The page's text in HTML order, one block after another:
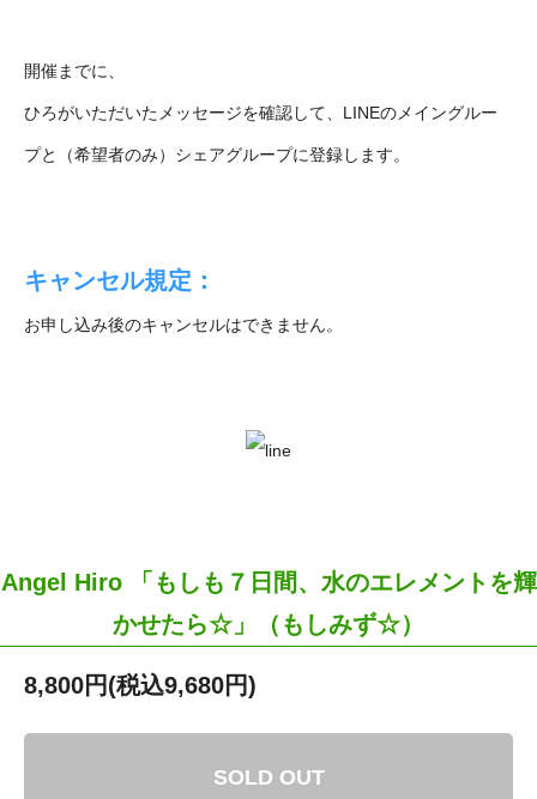
開催までに、
ひろがいただいたメッセージを確認して、LINEのメイングルー
プと（希望者のみ）シェアグループに登録します。
キャンセル規定：
お申し込み後のキャンセルはできません。
Angel Hiro 「もしも７日間、水のエレメントを輝
かせたら☆」（もしみず☆）
8,800円(税込9,680円)
SOLD OUT